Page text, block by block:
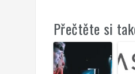
Přečtěte si